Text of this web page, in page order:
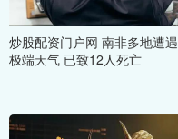
炒股配资门户网 南非多地遭遇
极端天气 已致12人死亡